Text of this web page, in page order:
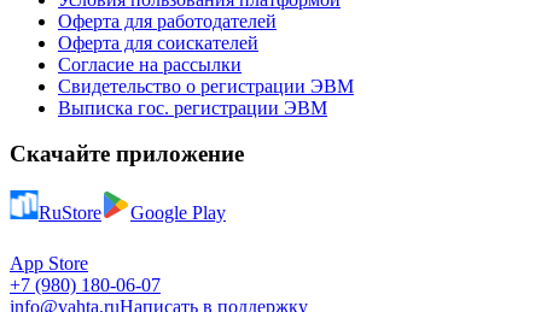
Оферта для работодателей
Оферта для соискателей
Согласие на рассылки
Свидетельство о регистрации ЭВМ
Выписка гос. регистрации ЭВМ
Скачайте приложение
RuStore Google Play
App Store
+7 (980) 180-06-07
info@vahta.ruНаписать в поддержку